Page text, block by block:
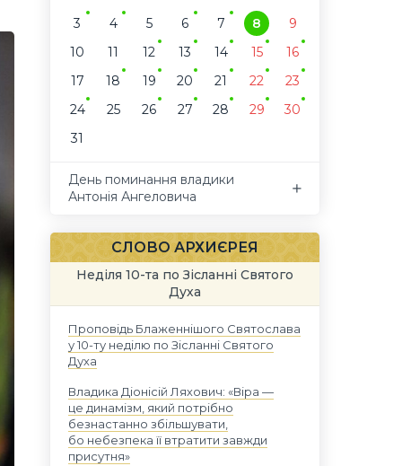
3
4 5 6 7 8
9
10
11 12 13 14 15
16
17
18 19 20 21 22
23
24
25 26 27 28 29
30
31
День поминання владики
Антонія Ангеловича
СЛОВО АРХИЄРЕЯ
Неділя 10-та по Зісланні Святого
Духа
Проповідь Блаженнішого Святослава
у 10-ту неділю по Зісланні Святого
Духа
Владика Діонісій Ляхович: «Віра —
це динамізм, який потрібно
безнастанно збільшувати,
бо небезпека її втратити завжди
присутня»